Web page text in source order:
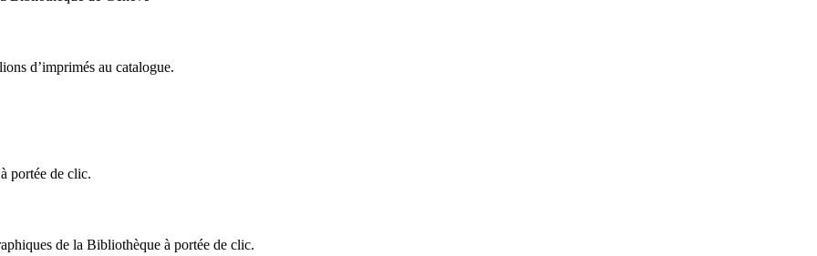
d’imprimés au catalogue.
portée de clic.
de la Bibliothèque à portée de clic.